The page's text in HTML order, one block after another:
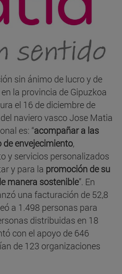
sin ánimo de lucro y de
la provincia de Gipuzkoa
el 16 de diciembre de
naviero vasco Jose Matia
es: “acompañar a las
de envejecimiento,
y servicios personalizados
y para la promoción de su
manera sostenible”. En
una facturación de 52,8
a 1.498 personas para
distribuidas en 18
con el apoyo de 646
de 123 organizaciones